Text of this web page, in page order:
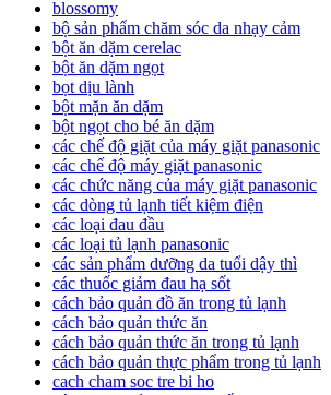
blossomy
bộ sản phẩm chăm sóc da nhạy cảm
bột ăn dặm cerelac
bột ăn dặm ngọt
bọt dịu lành
bột mặn ăn dặm
bột ngọt cho bé ăn dặm
các chế độ giặt của máy giặt panasonic
các chế độ máy giặt panasonic
các chức năng của máy giặt panasonic
các dòng tủ lạnh tiết kiệm điện
các loại đau đầu
các loại tủ lạnh panasonic
các sản phẩm dưỡng da tuổi dậy thì
các thuốc giảm đau hạ sốt
cách bảo quản đồ ăn trong tủ lạnh
cách bảo quản thức ăn
cách bảo quản thức ăn trong tủ lạnh
cách bảo quản thực phẩm trong tủ lạnh
cach cham soc tre bi ho